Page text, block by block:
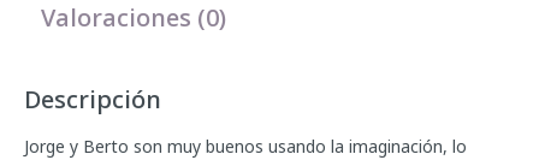
Valoraciones (0)
Descripción
Jorge y Berto son muy buenos usando la imaginación, lo